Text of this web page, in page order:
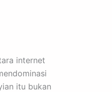
internet
itu bukan